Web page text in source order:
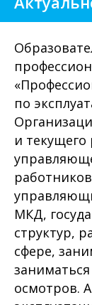
по
и
МКД,
структур,
сфере,
осмотров.